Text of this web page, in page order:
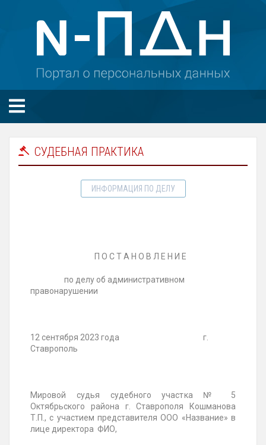
СУДЕБНАЯ ПРАКТИКА
ИНФОРМАЦИЯ ПО ДЕЛУ
П О С Т А Н О В Л Е Н И Е
по делу об административном
правонарушении
12 сентября 2023 года г.
Ставрополь
Мировой судья судебного участка № 5
Октябрьского района г. Ставрополя Кошманова
Т.П., с участием представителя ООО «Название» в
лице директора ФИО,